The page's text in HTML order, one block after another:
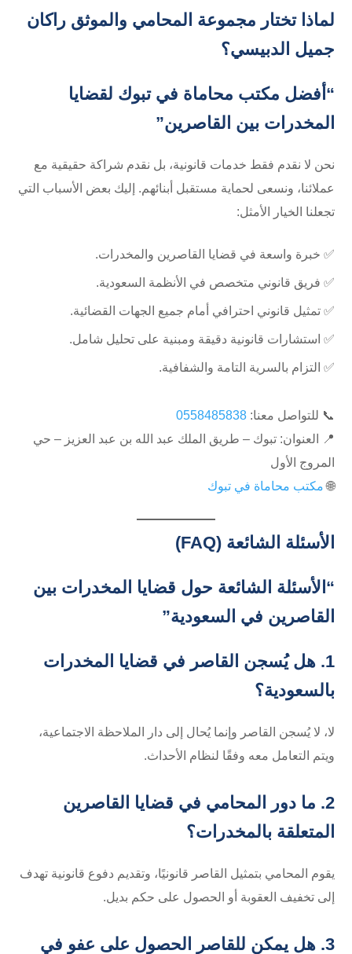
لماذا تختار مجموعة المحامي والموثق راكان
جميل الدبيسي؟
“أفضل مكتب محاماة في تبوك لقضايا
المخدرات بين القاصرين”
نحن لا نقدم فقط خدمات قانونية، بل نقدم شراكة حقيقية مع
عملائنا، ونسعى لحماية مستقبل أبنائهم. إليك بعض الأسباب التي
تجعلنا الخيار الأمثل:
✅ خبرة واسعة في قضايا القاصرين والمخدرات.
✅ فريق قانوني متخصص في الأنظمة السعودية.
✅ تمثيل قانوني احترافي أمام جميع الجهات القضائية.
✅ استشارات قانونية دقيقة ومبنية على تحليل شامل.
✅ التزام بالسرية التامة والشفافية.
📞 للتواصل معنا:0558485838
📍 العنوان: تبوك – طريق الملك عبد الله بن عبد العزيز – حي
المروج الأول
🌐مكتب محاماة في تبوك
الأسئلة الشائعة (FAQ)
“الأسئلة الشائعة حول قضايا المخدرات بين
القاصرين في السعودية”
1. هل يُسجن القاصر في قضايا المخدرات
بالسعودية؟
لا، لا يُسجن القاصر وإنما يُحال إلى دار الملاحظة الاجتماعية،
ويتم التعامل معه وفقًا لنظام الأحداث.
2. ما دور المحامي في قضايا القاصرين
المتعلقة بالمخدرات؟
يقوم المحامي بتمثيل القاصر قانونيًا، وتقديم دفوع قانونية تهدف
إلى تخفيف العقوبة أو الحصول على حكم بديل.
3. هل يمكن للقاصر الحصول على عفو في